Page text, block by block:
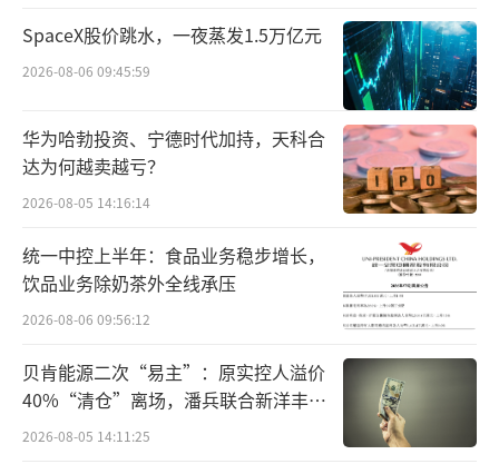
美的减持小米的同时，小米同样减持了美
的。美的集团2018年中报中，小米尚为其十大
流通股东之一，而2019年中报，小米已退出其
前十大流通股东行列。
示：“正常的金融资产投资”，此类说法不难
理解，结合小米近年来的股价看，在雷军的布
局下，小米汽车的火爆直接带动了公司价值重
估，小米股价也一路冲天，截至2024年底其市
值已突破1.28万亿港元，美的选择此时清仓，
无疑能够收获一个不错的投资收益。
SpaceX股价跳水，一夜蒸发1.5万亿元
2026-08-06 09:45:59
华为哈勃投资、宁德时代加持，天科合
达为何越卖越亏？
2026-08-05 14:16:14
统一中控上半年：食品业务稳步增长，
饮品业务除奶茶外全线承压
2026-08-06 09:56:12
贝肯能源二次“易主”：原实控人溢价
40%“清仓”离场，潘兵联合新洋丰、
宏科百世拟入主
2026-08-05 14:11:25